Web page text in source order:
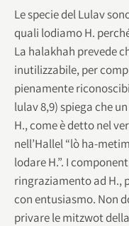
Le specie del Lulav
quali lodiamo H.
La halakhah prevede
inutilizzabile, per
pienamente
lulav 8,9) spiega che
H., come è detto nel
nell’Hallel “lò ha-
lodare H.”. I
ringraziamento ad H.,
con entusiasmo. Non
privare le mitzwot